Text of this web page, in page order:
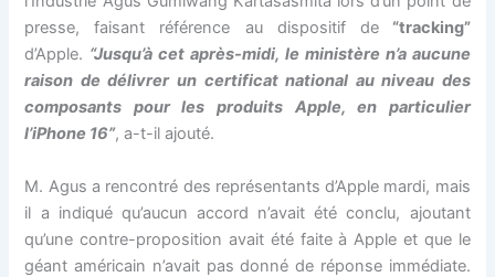
presse, faisant référence au dispositif de“tracking”
d’Apple. “Jusqu’à cet après-midi, le ministère n’a aucune
raison de délivrer un certificat national au niveau des
composants pour les produits Apple, en particulier
l’iPhone 16”, a-t-il ajouté.
M. Agus a rencontré des représentants d’Apple mardi, mais
il a indiqué qu’aucun accord n’avait été conclu, ajoutant
qu’une contre-proposition avait été faite à Apple et que le
géant américain n’avait pas donné de réponse immédiate.